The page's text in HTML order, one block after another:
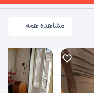
مشاهده همه